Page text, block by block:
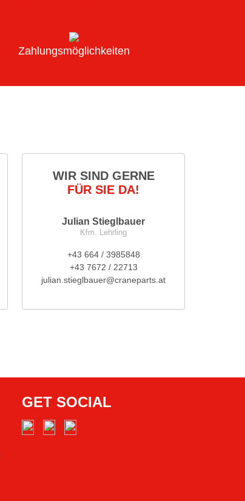
Zahlungsmöglichkeiten
WIR SIND GERNE
FÜR SIE DA!
Julian Stieglbauer
Kfm. Lehrling
+43 664 / 3985848
+43 7672 / 22713
julian.stieglbauer@craneparts.at
GET SOCIAL